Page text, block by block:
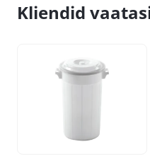
Kliendid